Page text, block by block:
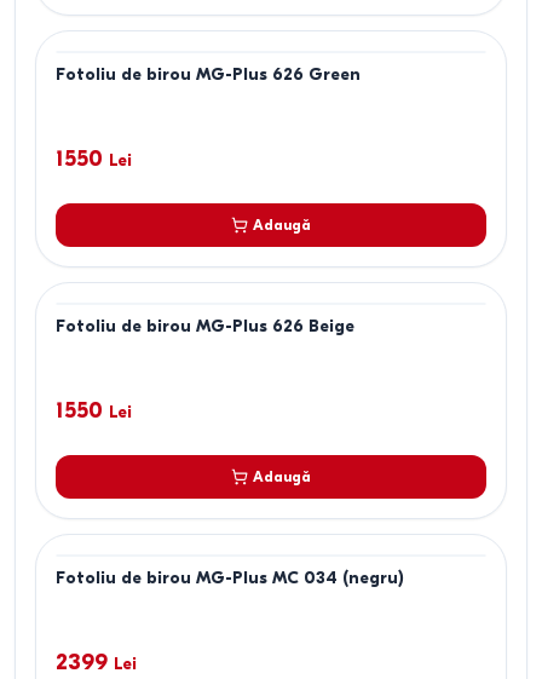
Fotoliu de birou MG-Plus 626 Green
1550 Lei
Adaugă
Fotoliu de birou MG-Plus 626 Beige
1550 Lei
Adaugă
Fotoliu de birou MG-Plus MC 034 (negru)
2399 Lei